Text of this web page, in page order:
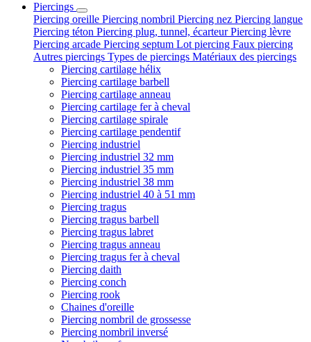
Piercings
Piercing oreille Piercing nombril Piercing nez Piercing langue
Piercing téton Piercing plug, tunnel, écarteurPiercing lèvre
Piercing arcade Piercing septum Lot piercing Faux piercing
Autres piercings Types de piercings Matériaux des piercings
Piercing cartilage hélix
Piercing cartilage barbell
Piercing cartilage anneau
Piercing cartilage fer à cheval
Piercing cartilage spirale
Piercing cartilage pendentif
Piercing industriel
Piercing industriel 32 mm
Piercing industriel 35 mm
Piercing industriel 38 mm
Piercing industriel 40 à 51 mm
Piercing tragus
Piercing tragus barbell
Piercing tragus labret
Piercing tragus anneau
Piercing tragus fer à cheval
Piercing daith
Piercing conch
Piercing rook
Chaines d'oreille
Piercing nombril de grossesse
Piercing nombril inversé